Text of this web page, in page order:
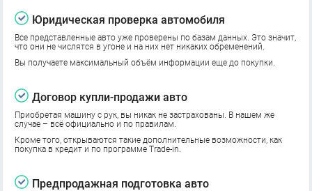
Юридическая проверка автомобиля
Все представленные авто уже проверены по базам данных. Это значит,
что они не числятся в угоне и на них нет никаких обременений.
Вы получаете максимальный объём информации еще до покупки.
Договор купли-продажи авто
Приобретая машину с рук, вы никак не застрахованы. В нашем же
случае – всё официально и по правилам.
Кроме того, открываются такие дополнительные возможности, как
покупка в кредит и по программе Trade-in.
Предпродажная подготовка авто